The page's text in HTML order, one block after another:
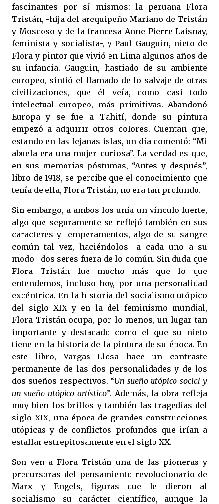
fascinantes por sí mismos: la peruana Flora
Tristán, -hija del arequipeño Mariano de Tristán
y Moscoso y de la francesa Anne Pierre Laisnay,
feminista y socialista-, y Paul Gauguin, nieto de
Flora y pintor que vivió en Lima algunos años de
su infancia. Gauguin, hastiado de su ambiente
europeo, sintió el llamado de lo salvaje de otras
civilizaciones, que él veía, como casi todo
intelectual europeo, más primitivas. Abandonó
Europa y se fue a Tahití, donde su pintura
empezó a adquirir otros colores. Cuentan que,
estando en las lejanas islas, un día comentó: “Mi
abuela era una mujer curiosa”. La verdad es que,
en sus memorias póstumas, “Antes y después”,
libro de 1918, se percibe que el conocimiento que
tenía de ella, Flora Tristán, no era tan profundo.
Sin embargo, a ambos los unía un vínculo fuerte,
algo que seguramente se reflejó también en sus
caracteres y temperamentos, algo de su sangre
común tal vez, haciéndolos -a cada uno a su
modo- dos seres fuera de lo común. Sin duda que
Flora Tristán fue mucho más que lo que
entendemos, incluso hoy, por una personalidad
excéntrica. En la historia del socialismo utópico
del siglo XIX y en la del feminismo mundial,
Flora Tristán ocupa, por lo menos, un lugar tan
importante y destacado como el que su nieto
tiene en la historia de la pintura de su época. En
este libro, Vargas Llosa hace un contraste
permanente de las dos personalidades y de los
dos sueños respectivos. “Un sueño utópico social y
un sueño utópico artístico”. Además, la obra refleja
muy bien los brillos y también las tragedias del
siglo XIX, una época de grandes construcciones
utópicas y de conflictos profundos que irían a
estallar estrepitosamente en el siglo XX.
Son ven a Flora Tristán una de las pioneras y
precursoras del pensamiento revolucionario de
Marx y Engels, figuras que le dieron al
socialismo su carácter científico, aunque la